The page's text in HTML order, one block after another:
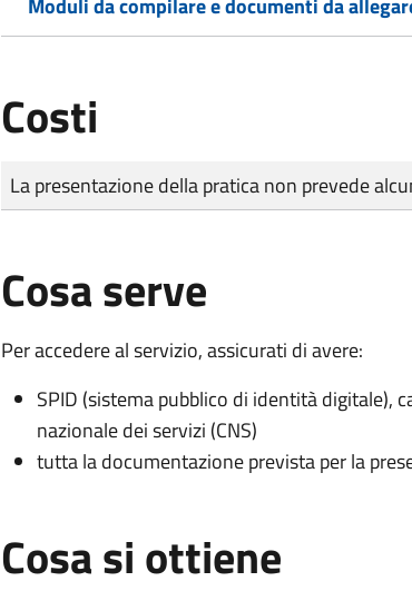
Moduli da compilare e documenti da
Costi
Tipo di pagamento
Importo
La presentazione della pratica non prevede
Cosa serve
Per accedere al servizio, assicurati di avere:
SPID (sistema pubblico di identità digitale),
nazionale dei servizi (CNS)
tutta la documentazione prevista per la
Cosa si ottiene